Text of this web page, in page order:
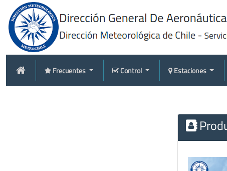
Frecuentes Control Estaciones